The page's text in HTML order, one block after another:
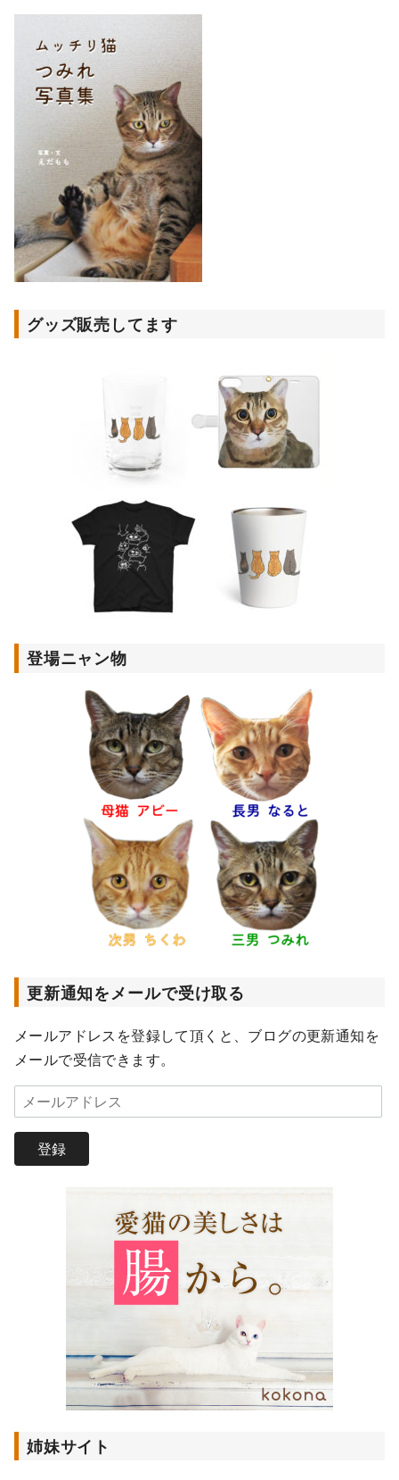
グッズ販売してます
登場ニャン物
更新通知をメールで受け取る
メールアドレスを登録して頂くと、ブログの更新通知を
メールで受信できます。
メ
ー
ア
登録
姉妹サイト